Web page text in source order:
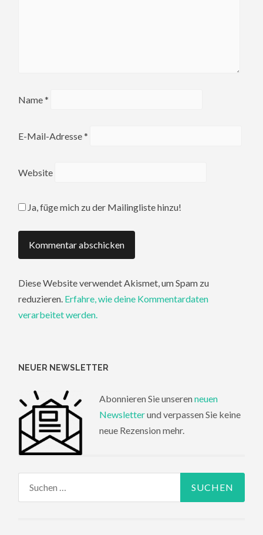
Name*
E-Mail-Adresse*
Website
Ja, füge mich zu der Mailingliste hinzu!
Diese Website verwendet Akismet, um Spam zu
reduzieren. Erfahre, wie deine Kommentardaten
verarbeitet werden.
NEUER NEWSLETTER
Abonnieren Sie unseren neuen
Newsletterund verpassen Sie keine
neue Rezension mehr.